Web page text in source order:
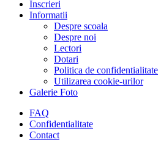
Inscrieri
Informatii
Despre scoala
Despre noi
Lectori
Dotari
Politica de confidentialitate
Utilizarea cookie-urilor
Galerie Foto
FAQ
Confidentialitate
Contact